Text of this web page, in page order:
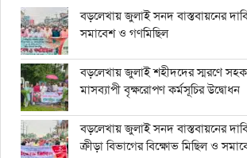
বড়লেখায় জুলাই সনদ বাস্তবায়নের
সমাবেশ ও গণমিছিল
বড়লেখায় জুলাই শহীদদের স্মরণে
মাসব্যাপী বৃক্ষরোপণ কর্মসূচির উদ্বোধন
বড়লেখায় জুলাই সনদ বাস্তবায়নের
ক্রীড়া বিভাগের বিক্ষোভ মিছিল ও